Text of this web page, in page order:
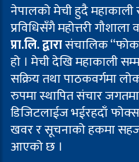
नेपालको मेची हुदै महाकाली
प्रविधिसँगै महोत्तरी
प्रा.लि. द्वारासंचालिक
हो । मेची देखि महाकाली
सक्रिय तथा पाठकवर्गमा
रुपमा स्थापित संचार जगतमा
डिजिटलाईज भईरहदाँ
खवर र सूचनाको हकमा
आएको छ ।